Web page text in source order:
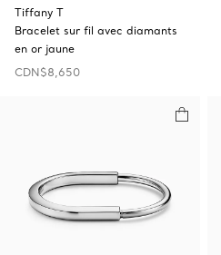
Tiffany T
Bracelet sur fil avec diamants
en or jaune
CDN$8,650